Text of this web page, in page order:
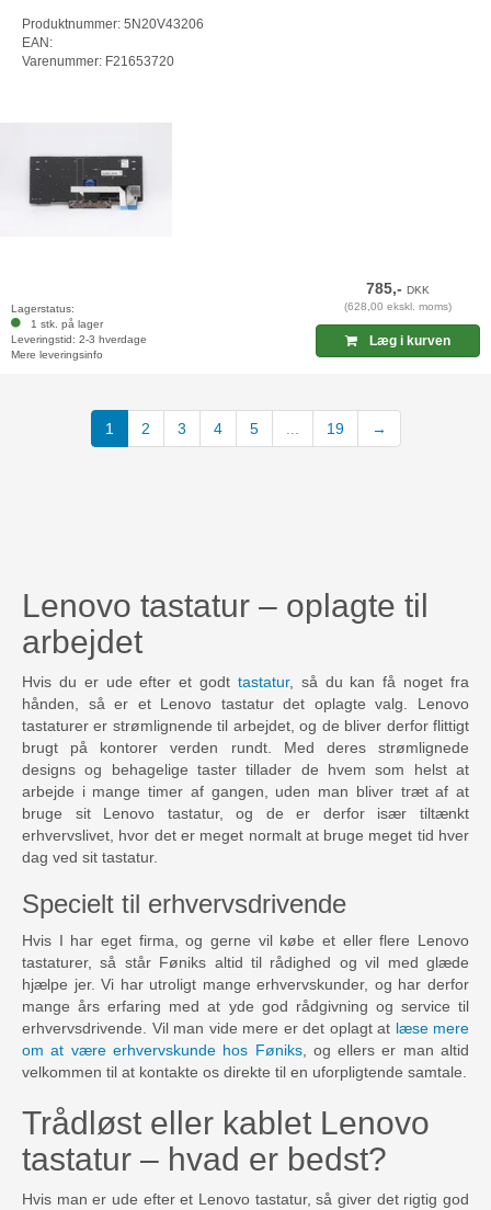
Produktnummer: 5N20V43206
EAN:
Varenummer: F21653720
Lagerstatus:
1 stk. på lager
Leveringstid: 2-3 hverdage
Mere leveringsinfo
785,-DKK
(628,00 ekskl. moms)
Læg i kurven
1 (current)
2 3 4 5 ... 19 →
Lenovo tastatur – oplagte til
arbejdet
Hvis du er ude efter et godt tastatur, så du kan få noget fra
hånden, så er et Lenovo tastatur det oplagte valg. Lenovo
tastaturer er strømlignende til arbejdet, og de bliver derfor flittigt
brugt på kontorer verden rundt. Med deres strømlignede
designs og behagelige taster tillader de hvem som helst at
arbejde i mange timer af gangen, uden man bliver træt af at
bruge sit Lenovo tastatur, og de er derfor især tiltænkt
erhvervslivet, hvor det er meget normalt at bruge meget tid hver
dag ved sit tastatur.
Specielt til erhvervsdrivende
Hvis I har eget firma, og gerne vil købe et eller flere Lenovo
tastaturer, så står Føniks altid til rådighed og vil med glæde
hjælpe jer. Vi har utroligt mange erhvervskunder, og har derfor
mange års erfaring med at yde god rådgivning og service til
erhvervsdrivende. Vil man vide mere er det oplagt at læse mere
om at være erhvervskunde hos Føniks, og ellers er man altid
velkommen til at kontakte os direkte til en uforpligtende samtale.
Trådløst eller kablet Lenovo
tastatur – hvad er bedst?
Hvis man er ude efter et Lenovo tastatur, så giver det rigtig god